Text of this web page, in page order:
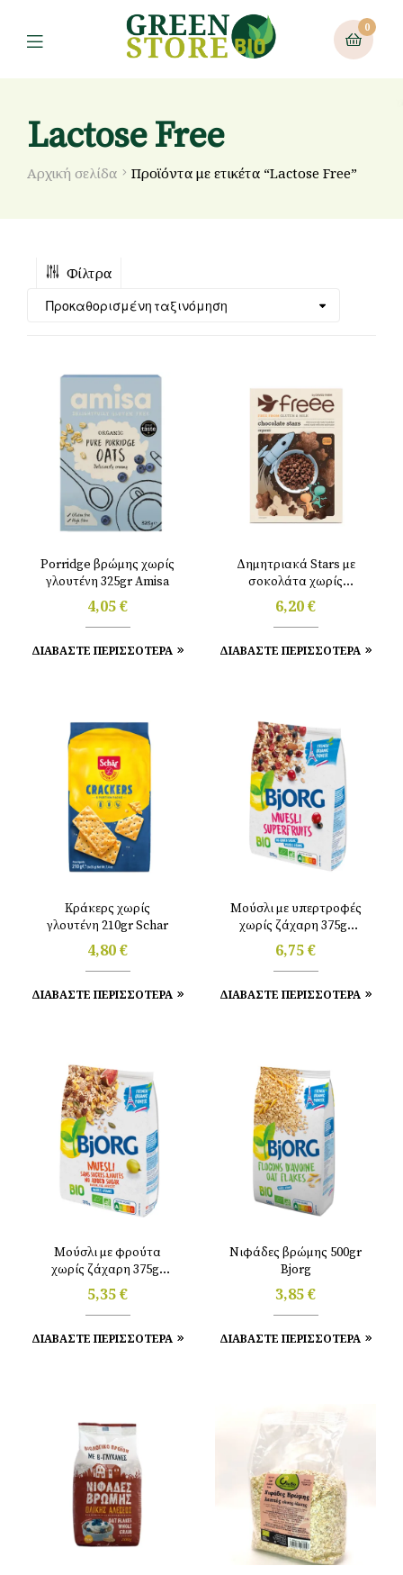
0
Lactose Free
Αρχική σελίδα Προϊόντα με ετικέτα “Lactose Free”
Φίλτρα
Porridge βρώμης χωρίς
γλουτένη 325gr Amisa
4,05€
ΔΙΑΒΑΣΤΕ ΠΕΡΙΣΣΟΤΕΡΑ
Δημητριακά Stars με
σοκολάτα χωρίς
γλουτένη 300gr Doves
6,20€
ΔΙΑΒΑΣΤΕ ΠΕΡΙΣΣΟΤΕΡΑ
Κράκερς χωρίς
γλουτένη 210gr Schar
4,80€
ΔΙΑΒΑΣΤΕ ΠΕΡΙΣΣΟΤΕΡΑ
Μούσλι με υπερτροφές
χωρίς ζάχαρη 375gr
Bjorg
6,75€
ΔΙΑΒΑΣΤΕ ΠΕΡΙΣΣΟΤΕΡΑ
Μούσλι με φρούτα
χωρίς ζάχαρη 375gr
Bjorg
5,35€
ΔΙΑΒΑΣΤΕ ΠΕΡΙΣΣΟΤΕΡΑ
Νιφάδες βρώμης 500gr
Bjorg
3,85€
ΔΙΑΒΑΣΤΕ ΠΕΡΙΣΣΟΤΕΡΑ